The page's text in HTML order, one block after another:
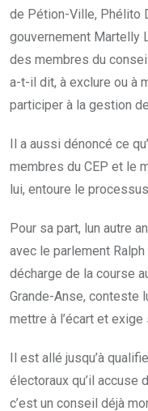
de Pétion-Ville, Phélito
gouvernement Martelly
des membres du
a-t-il dit, à exclure ou à
participer à la gestion
Il a aussi dénoncé ce
membres du CEP et le
lui, entoure le
Pour sa part, lun autre
avec le parlement
décharge de la course
Grande-Anse, conteste
mettre à l’écart et exige
Il est allé jusqu’à
électoraux qu’il accuse
c’est un conseil déjà